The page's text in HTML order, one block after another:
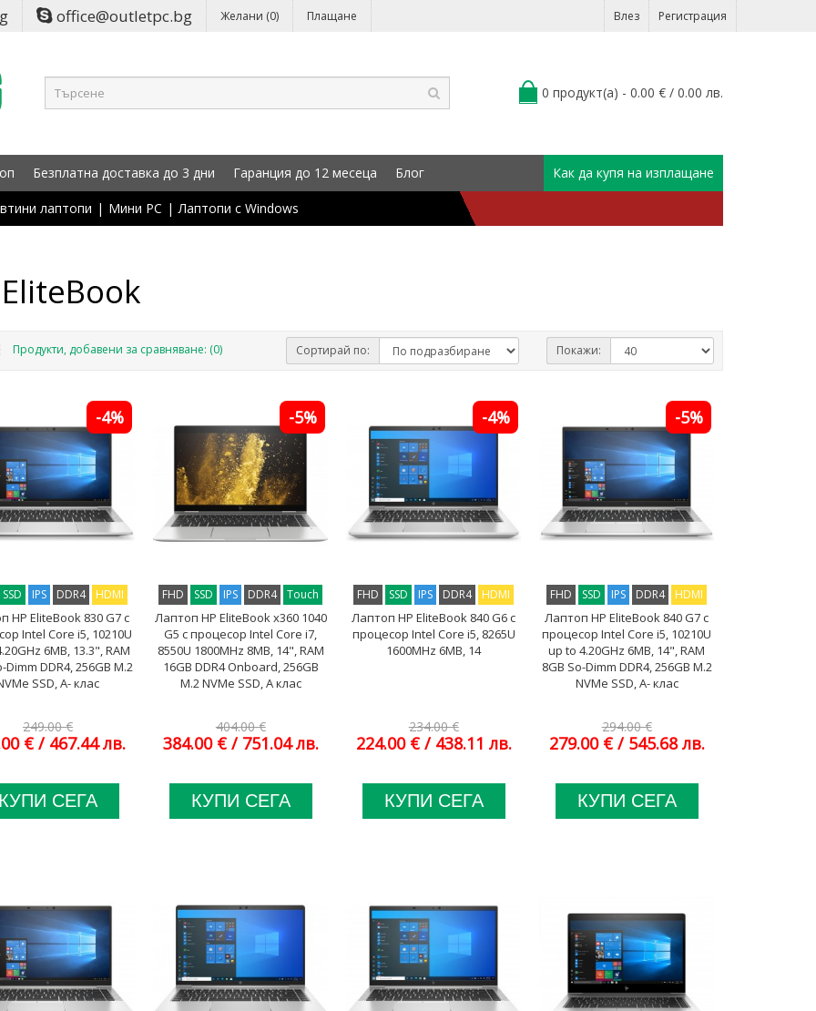
office@outletpc.bg Желани (0) Плащане Влез Регистрация
0 продукт(а) - 0.00 € / 0.00 лв.
Безплатна доставка до 3 дни Гаранция до 12 месеца Блог Как да купя на изплащане
лаптопи | Мини PC | Лаптопи с Windows
Продукти, добавени за сравняване: (0) Сортирай по: Покажи:
SSD IPS DDR4 HDMI
HP EliteBook 830 G7 с
Intel Core i5, 10210U
6MB, 13.3", RAM
Dimm DDR4, 256GB M.2
SSD, A- клас
249.00 €
€ / 467.44 лв.
-4%
КУПИ СЕГА
FHD SSD IPS DDR4 Touch
Лаптоп HP EliteBook x360 1040
G5 с процесор Intel Core i7,
8550U 1800MHz 8MB, 14", RAM
16GB DDR4 Onboard, 256GB
M.2 NVMe SSD, A клас
404.00 €
384.00 € / 751.04 лв.
-5%
КУПИ СЕГА
FHD SSD IPS DDR4 HDMI
Лаптоп HP EliteBook 840 G6 с
процесор Intel Core i5, 8265U
1600MHz 6MB, 14
234.00 €
224.00 € / 438.11 лв.
-4%
КУПИ СЕГА
FHD SSD IPS DDR4 HDMI
Лаптоп HP EliteBook 840 G7 с
процесор Intel Core i5, 10210U
up to 4.20GHz 6MB, 14", RAM
8GB So-Dimm DDR4, 256GB M.2
NVMe SSD, A- клас
294.00 €
279.00 € / 545.68 лв.
-5%
КУПИ СЕГА